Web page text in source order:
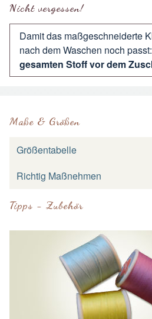
Nicht vergessen!
Damit das maßgeschneiderte
nach dem Waschen noch passt:
gesamten Stoff vor dem
Maße & Größen
Größentabelle
Richtig Maßnehmen
Tipps - Zubehör